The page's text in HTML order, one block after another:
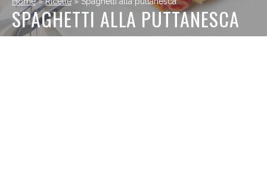
SPAGHETTI ALLA PUTTANESCA